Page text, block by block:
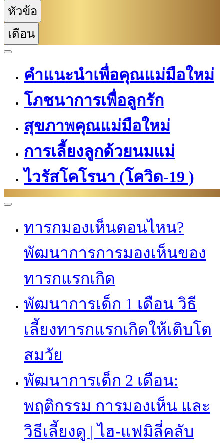
หัวข้อ
เดือน
คำแนะนำเพื่อคุณแม่มือใหม่
โภชนาการเพื่อลูกรัก
สุขภาพคุณแม่มือใหม่
การเลี้ยงลูกด้วยนมแม่
ไวรัสโคโรนา (โควิด-19 )
ทารกมองเห็นตอนไหน?
พัฒนาการการมองเห็นของ
ทารกแรกเกิด
พัฒนาการเด็ก 1 เดือน วิธี
เลี้ยงทารกแรกเกิดให้เติบโต
สมวัย
พัฒนาการเด็ก 2 เดือน:
พฤติกรรม การมองเห็น และ
วิธีเลี้ยงดู | ไฮ-แฟมิลี่คลับ